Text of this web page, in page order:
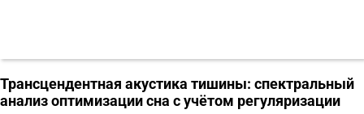
Трансцендентная акустика тишины: спектральный
анализ оптимизации сна с учётом регуляризации